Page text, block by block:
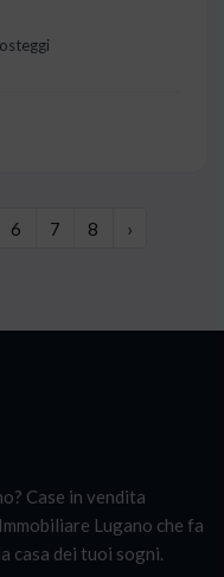
6 7 8 ›
Case in vendita
Lugano che fa
casa dei tuoi sogni.